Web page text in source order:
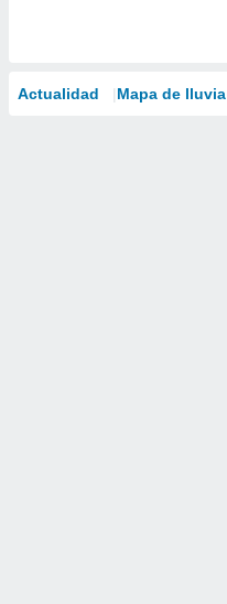
Actualidad Mapa de lluvia